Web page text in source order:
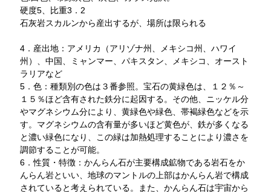
硬度5、比重3．2
石灰岩スカルンから産出するが、場所は限られる
4．産出地：アメリカ（アリゾナ州、メキシコ州、ハワイ
州）、中国、ミャンマー、パキスタン、メキシコ、オースト
ラリアなど
5．色：種類別の色は３番参照。宝石の黄緑色は、１２％～
１５％ほど含有された鉄分に起因する。その他、ニッケル分
やマグネシウム分により、黄緑色や緑色、帯褐緑色などを示
す。マグネシウムの含有量が多いほど黄色が、鉄が多くなる
と濃い緑色になり、この緑は加熱処理することにより濃さを
調節することが可能。
6．性質・特徴：かんらん石が主要構成鉱物である岩石をか
んらん岩といい、地球のマントルの上部はかんらん岩で構成
されていると考えられている。また、かんらん石は宇宙から